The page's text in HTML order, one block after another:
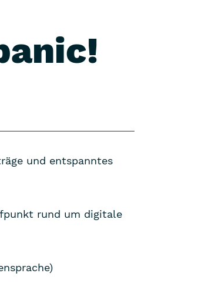
und entspanntes
rund um digitale